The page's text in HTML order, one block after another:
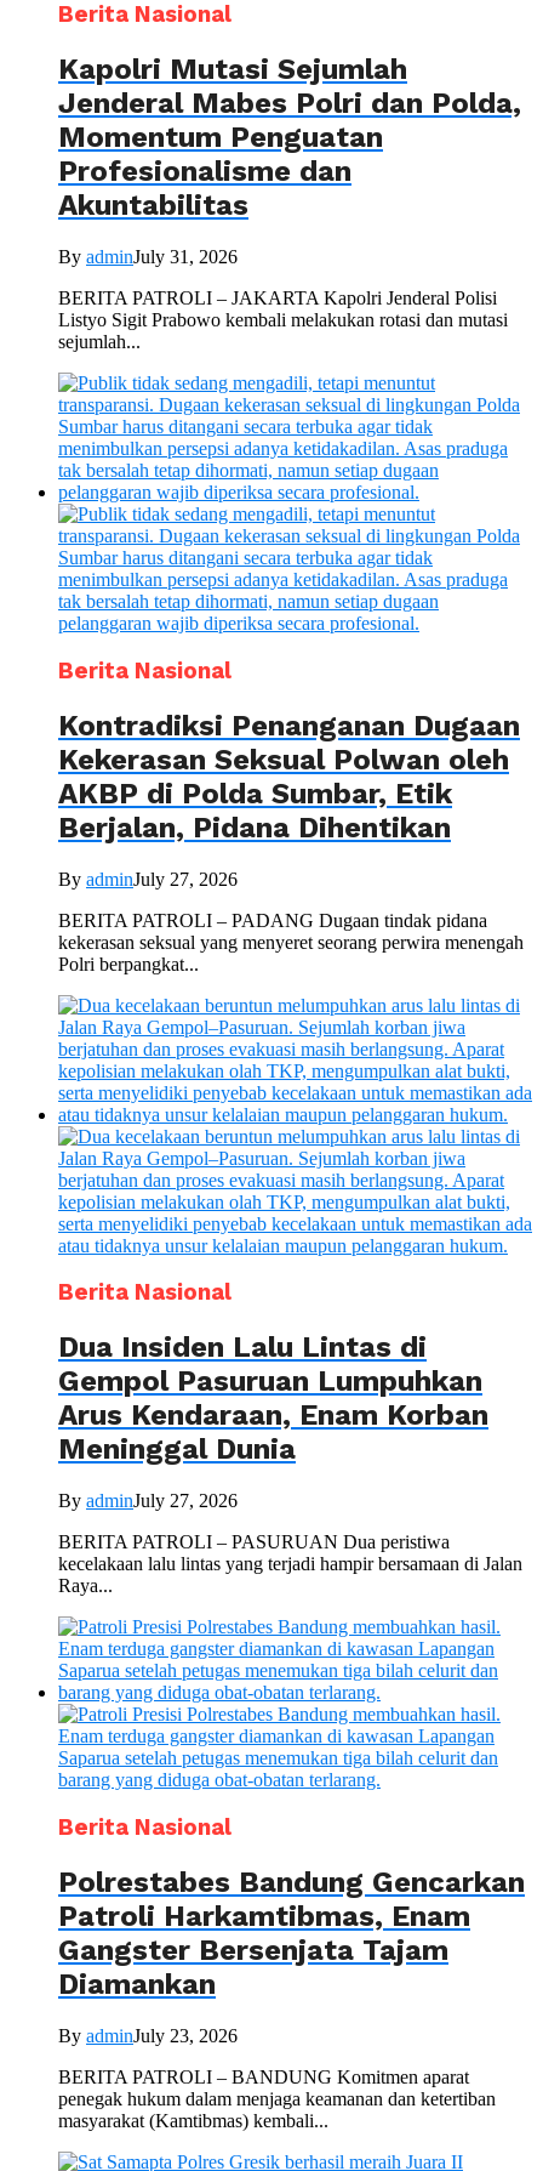
Berita Nasional
Kapolri Mutasi Sejumlah
Jenderal Mabes Polri dan Polda,
Momentum Penguatan
Profesionalisme dan
Akuntabilitas
By adminJuly 31, 2026
BERITA PATROLI – JAKARTA Kapolri Jenderal Polisi
Listyo Sigit Prabowo kembali melakukan rotasi dan mutasi
sejumlah...
Berita Nasional
Kontradiksi Penanganan Dugaan
Kekerasan Seksual Polwan oleh
AKBP di Polda Sumbar, Etik
Berjalan, Pidana Dihentikan
By adminJuly 27, 2026
BERITA PATROLI – PADANG Dugaan tindak pidana
kekerasan seksual yang menyeret seorang perwira menengah
Polri berpangkat...
Berita Nasional
Dua Insiden Lalu Lintas di
Gempol Pasuruan Lumpuhkan
Arus Kendaraan, Enam Korban
Meninggal Dunia
By adminJuly 27, 2026
BERITA PATROLI – PASURUAN Dua peristiwa
kecelakaan lalu lintas yang terjadi hampir bersamaan di Jalan
Raya...
Berita Nasional
Polrestabes Bandung Gencarkan
Patroli Harkamtibmas, Enam
Gangster Bersenjata Tajam
Diamankan
By adminJuly 23, 2026
BERITA PATROLI – BANDUNG Komitmen aparat
penegak hukum dalam menjaga keamanan dan ketertiban
masyarakat (Kamtibmas) kembali...